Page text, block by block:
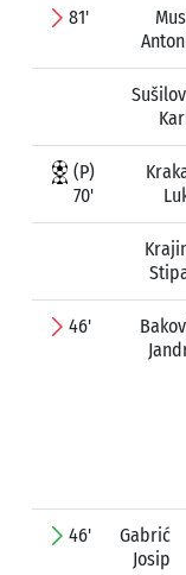
81'
(P)
70'
46'
46'
Gabrić
Josip